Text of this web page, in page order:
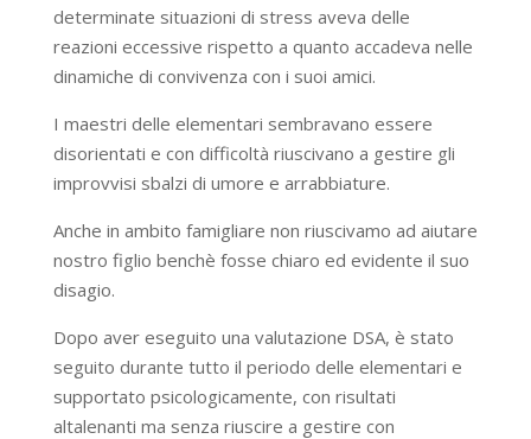
determinate situazioni di stress aveva delle
reazioni eccessive rispetto a quanto accadeva nelle
dinamiche di convivenza con i suoi amici.
I maestri delle elementari sembravano essere
disorientati e con difficoltà riuscivano a gestire gli
improvvisi sbalzi di umore e arrabbiature.
Anche in ambito famigliare non riuscivamo ad aiutare
nostro figlio benchè fosse chiaro ed evidente il suo
disagio.
Dopo aver eseguito una valutazione DSA, è stato
seguito durante tutto il periodo delle elementari e
supportato psicologicamente, con risultati
altalenanti ma senza riuscire a gestire con